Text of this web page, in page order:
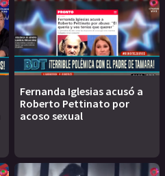
Fernanda Iglesias acusó a
Roberto Pettinato por
acoso sexual